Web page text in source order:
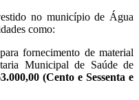
no município de Água
como:
fornecimento de material
Municipal de Saúde de
(Cento e Sessenta e